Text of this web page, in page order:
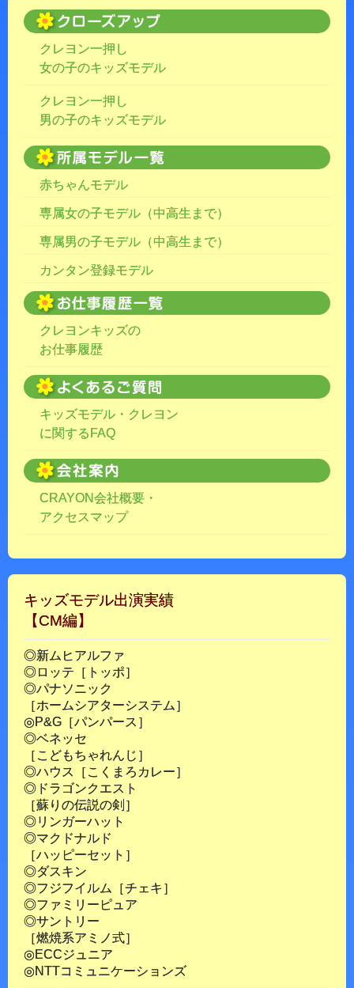
クレヨン一押し
女の子のキッズモデル
クレヨン一押し
男の子のキッズモデル
赤ちゃんモデル
専属女の子モデル（中高生まで）
専属男の子モデル（中高生まで）
カンタン登録モデル
クレヨンキッズの
お仕事履歴
キッズモデル・クレヨン
に関するFAQ
CRAYON会社概要・
アクセスマップ
キッズモデル出演実績
【CM編】
◎新ムヒアルファ
◎ロッテ［トッポ］
◎パナソニック
［ホームシアターシステム］
◎P&G［パンパース］
◎ベネッセ
［こどもちゃれんじ］
◎ハウス［こくまろカレー］
◎ドラゴンクエスト
［蘇りの伝説の剣］
◎リンガーハット
◎マクドナルド
［ハッピーセット］
◎ダスキン
◎フジフイルム［チェキ］
◎ファミリーピュア
◎サントリー
［燃焼系アミノ式］
◎ECCジュニア
◎NTTコミュニケーションズ